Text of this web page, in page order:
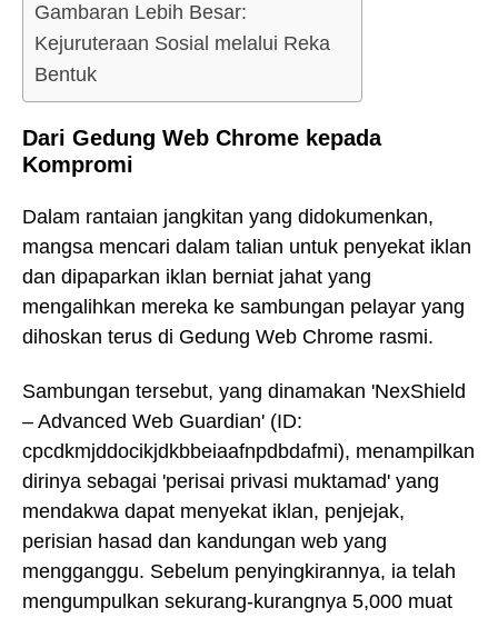
Gambaran Lebih Besar:
Kejuruteraan Sosial melalui Reka
Bentuk
Dari Gedung Web Chrome kepada
Kompromi
Dalam rantaian jangkitan yang didokumenkan,
mangsa mencari dalam talian untuk penyekat iklan
dan dipaparkan iklan berniat jahat yang
mengalihkan mereka ke sambungan pelayar yang
dihoskan terus di Gedung Web Chrome rasmi.
Sambungan tersebut, yang dinamakan 'NexShield
– Advanced Web Guardian' (ID:
cpcdkmjddocikjdkbbeiaafnpdbdafmi), menampilkan
dirinya sebagai 'perisai privasi muktamad' yang
mendakwa dapat menyekat iklan, penjejak,
perisian hasad dan kandungan web yang
mengganggu. Sebelum penyingkirannya, ia telah
mengumpulkan sekurang-kurangnya 5,000 muat